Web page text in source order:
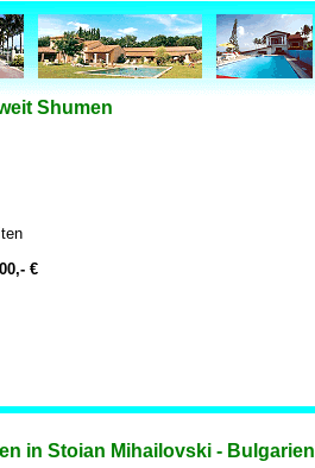
Shumen
€
in Stoian Mihailovski - Bulgarien